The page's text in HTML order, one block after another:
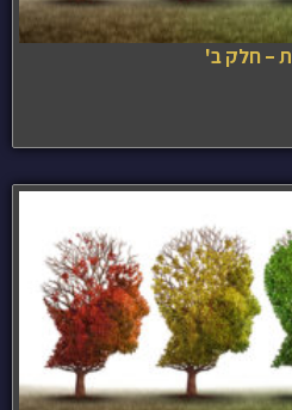
– חלק ב'